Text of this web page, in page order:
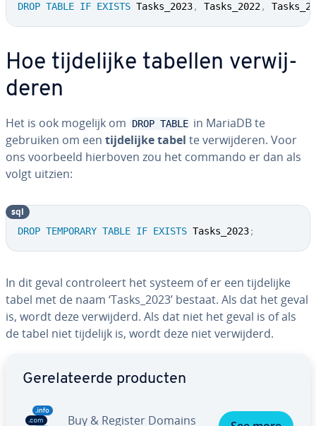
DROP TABLE IF EXISTS Tasks_2023, Tasks_2022,
Hoe tij­de­lij­ke tabellen ver­wij­
de­ren
Het is ook mogelijk om DROP TABLE in MariaDB te
gebruiken om een tij­de­lij­ke tabel te ver­wij­de­ren. Voor
ons voorbeeld hierboven zou het commando er dan als
volgt uitzien:
DROP TEMPORARY TABLE IF EXISTS Tasks_2023;
sql
In dit geval con­tro­leert het systeem of er een tij­de­lij­ke
tabel met de naam ‘Tasks_2023’ bestaat. Als dat het geval
is, wordt deze ver­wij­derd. Als dat niet het geval is of als
de tabel niet tijdelijk is, wordt deze niet ver­wij­derd.
Ge­re­la­teer­de producten
Buy & Register Domains